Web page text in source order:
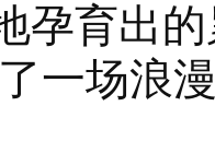
育出的
一场浪